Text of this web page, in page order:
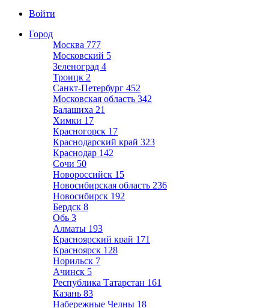
Войти
Город
Москва 777
Московский 5
Зеленоград 4
Троицк 2
Санкт-Петербург 452
Московская область 342
Балашиха 21
Химки 17
Красногорск 17
Краснодарский край 323
Краснодар 142
Сочи 50
Новороссийск 15
Новосибирская область 236
Новосибирск 192
Бердск 8
Обь 3
Алматы 193
Красноярский край 171
Красноярск 128
Норильск 7
Ачинск 5
Республика Татарстан 161
Казань 83
Набережные Челны 18